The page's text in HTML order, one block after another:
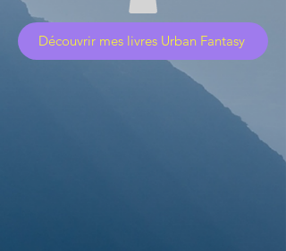
Découvrir mes livres Urban Fantasy